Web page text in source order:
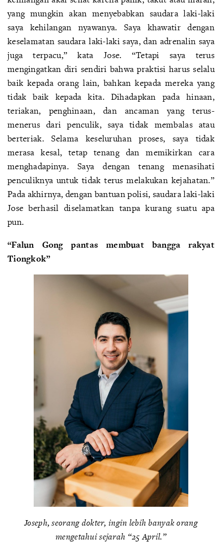
yang mungkin akan menyebabkan saudara laki-laki
saya kehilangan nyawanya. Saya khawatir dengan
keselamatan saudara laki-laki saya, dan adrenalin saya
juga terpacu,” kata Jose. “Tetapi saya terus
mengingatkan diri sendiri bahwa praktisi harus selalu
baik kepada orang lain, bahkan kepada mereka yang
tidak baik kepada kita. Dihadapkan pada hinaan,
teriakan, penghinaan, dan ancaman yang terus-
menerus dari penculik, saya tidak membalas atau
berteriak. Selama keseluruhan proses, saya tidak
merasa kesal, tetap tenang dan memikirkan cara
menghadapinya. Saya dengan tenang menasihati
penculiknya untuk tidak terus melakukan kejahatan.”
Pada akhirnya, dengan bantuan polisi, saudara laki-laki
Jose berhasil diselamatkan tanpa kurang suatu apa
pun.
“Falun Gong pantas membuat bangga rakyat
Tiongkok”
Joseph, seorang dokter, ingin lebih banyak orang
mengetahui sejarah “25 April.”